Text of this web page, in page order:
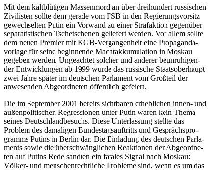
Mit dem kalt­blü­ti­gen Mas­sen­mord an über drei­hun­dert rus­si­schen
Zivi­lis­ten sollte dem gerade vom FSB in den Regie­rungs­vor­sitz
gewech­sel­ten Putin ein Vorwand zu einer Straf­ak­tion gegen­über
sepa­ra­tis­ti­schen Tsche­tsche­nen gelie­fert werden. Vor allem sollte
dem neuen Premier mit KGB-Ver­gan­gen­heit eine Pro­pa­gan­da­
vor­lage für seine begin­nende Macht­ak­ku­mu­la­tion in Moskau
gegeben werden. Unge­ach­tet solcher und anderer beun­ru­hi­gen­
der Ent­wick­lun­gen ab 1999 wurde das rus­si­sche Staats­ober­haupt
zwei Jahre später im deut­schen Par­la­ment vom Groß­teil der
anwe­sen­den Abge­ord­ne­ten öffent­lich gefeiert.
Die im Sep­tem­ber 2001 bereits sicht­ba­ren erheb­li­chen innen- und
außen­po­li­ti­schen Regres­sio­nen unter Putin waren kein Thema
seines Deutsch­land­be­suchs. Diese Unter­las­sung stellte das
Problem des dama­li­gen Bun­des­tags­auf­tritts und Gesprächs­pro­
gramms Putins in Berlin dar. Die Ein­la­dung des deut­schen Par­la­
ments sowie die über­schwäng­li­chen Reak­tio­nen der Abge­ord­ne­
ten auf Putins Rede sandten ein fatales Signal nach Moskau:
Völker- und men­schen­recht­li­che Pro­bleme sind, wenn es um das